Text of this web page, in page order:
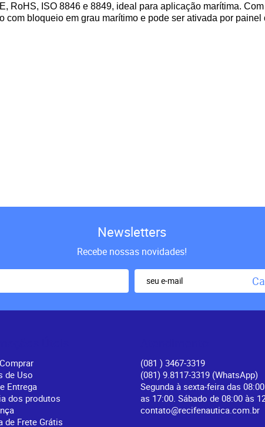
RoHS, ISO 8846 e 8849, ideal para aplicação marítima.
com bloqueio em grau marítimo e pode ser ativada por painel
Newsletters
Recebe nossas novidades!
de Uso
Entrega
dos produtos
de Frete Grátis
(081 ) 3467-3319
(081) 9.8117-3319 (WhatsApp)
Segunda à sexta-feira das
as 17:00. Sábado de 08:00 às
contato@recifenautica.com.br